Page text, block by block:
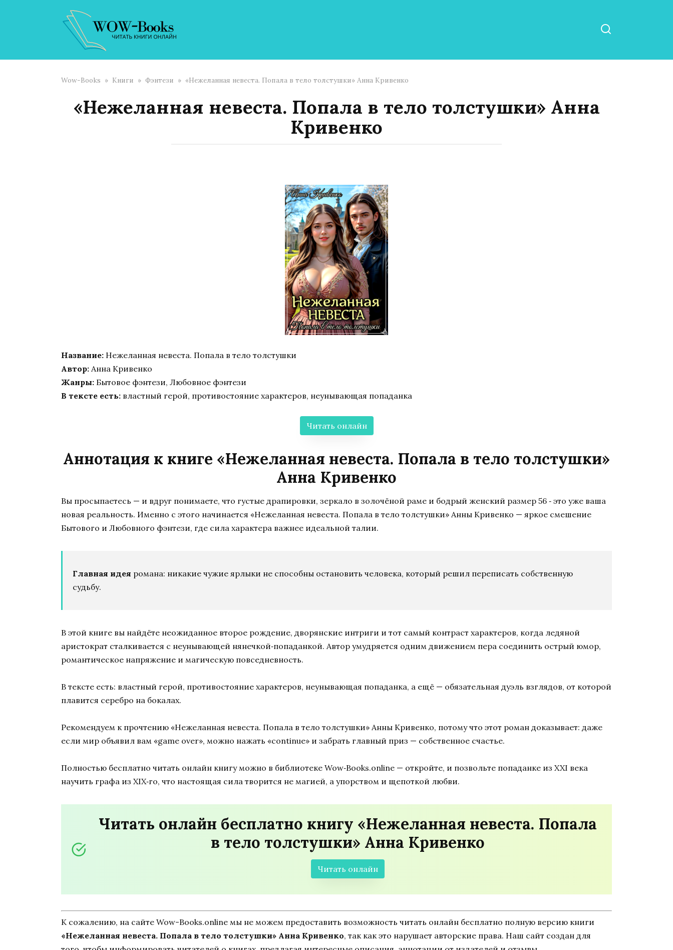
Wow-Books » Книги » Фэнтези » «Нежеланная невеста. Попала в тело толстушки» Анна Кривенко
«Нежеланная невеста. Попала в тело толстушки» Анна
Кривенко
Название: Нежеланная невеста. Попала в тело толстушки
Автор: Анна Кривенко
Жанры: Бытовое фэнтези, Любовное фэнтези
В тексте есть: властный герой, противостояние характеров, неунывающая попаданка
Читать онлайн
Аннотация к книге «Нежеланная невеста. Попала в тело толстушки»
Анна Кривенко
Вы просыпаетесь — и вдруг понимаете, что густые драпировки, зеркало в золочёной раме и бодрый женский размер 56 ‑ это уже ваша
новая реальность. Именно с этого начинается «Нежеланная невеста. Попала в тело толстушки» Анны Кривенко — яркое смешение
Бытового и Любовного фэнтези, где сила характера важнее идеальной талии.
Главная идея романа: никакие чужие ярлыки не способны остановить человека, который решил переписать собственную
судьбу.
В этой книге вы найдёте неожиданное второе рождение, дворянские интриги и тот самый контраст характеров, когда ледяной
аристократ сталкивается с неунывающей нянечкой‑попаданкой. Автор умудряется одним движением пера соединить острый юмор,
романтическое напряжение и магическую повседневность.
В тексте есть: властный герой, противостояние характеров, неунывающая попаданка, а ещё — обязательная дуэль взглядов, от которой
плавится серебро на бокалах.
Рекомендуем к прочтению «Нежеланная невеста. Попала в тело толстушки» Анны Кривенко, потому что этот роман доказывает: даже
если мир объявил вам «game over», можно нажать «continue» и забрать главный приз — собственное счастье.
Полностью бесплатно читать онлайн книгу можно в библиотеке Wow‑Books.online — откройте, и позвольте попаданке из XXI века
научить графа из XIX‑го, что настоящая сила творится не магией, а упорством и щепоткой любви.
Читать онлайн бесплатно книгу «Нежеланная невеста. Попала
в тело толстушки» Анна Кривенко
Читать онлайн
К сожалению, на сайте Wow-Books.online мы не можем предоставить возможность читать онлайн бесплатно полную версию книги
«Нежеланная невеста. Попала в тело толстушки» Анна Кривенко, так как это нарушает авторские права. Наш сайт создан для